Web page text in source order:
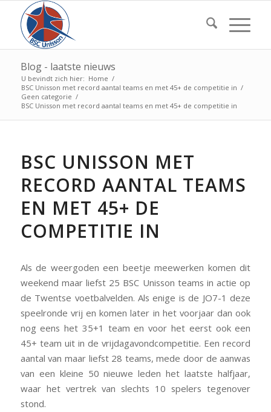
Blog - laatste nieuws
U bevindt zich hier: Home /
BSC Unisson met record aantal teams en met 45+ de competitie in /
Geen categorie /
BSC Unisson met record aantal teams en met 45+ de competitie in
BSC UNISSON MET
RECORD AANTAL TEAMS
EN MET 45+ DE
COMPETITIE IN
Als de weergoden een beetje meewerken komen dit
weekend maar liefst 25 BSC Unisson teams in actie op
de Twentse voetbalvelden. Als enige is de JO7-1 deze
speelronde vrij en komen later in het voorjaar dan ook
nog eens het 35+1 team en voor het eerst ook een
45+ team uit in de vrijdagavondcompetitie. Een record
aantal van maar liefst 28 teams, mede door de aanwas
van een kleine 50 nieuwe leden het laatste halfjaar,
waar het vertrek van slechts 10 spelers tegenover
stond.